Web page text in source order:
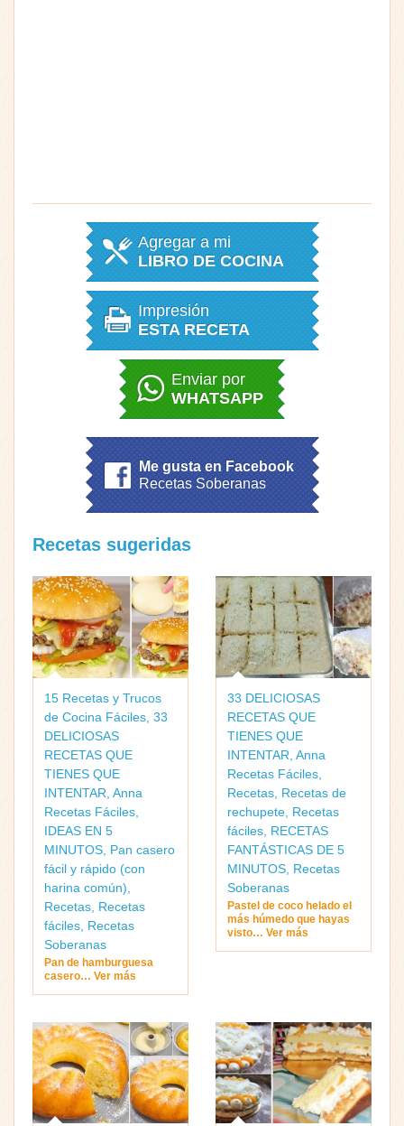
Agregar a mi
LIBRO DE COCINA
Impresión
ESTA RECETA
Enviar por
WHATSAPP
Me gusta en Facebook
Recetas Soberanas
Recetas sugeridas
15 Recetas y Trucos
de Cocina Fáciles 33
DELICIOSAS
RECETAS QUE
TIENES QUE
INTENTAR Anna
Recetas Fáciles
IDEAS EN 5
MINUTOS Pan casero
fácil y rápido (con
harina común)
Recetas Recetas
fáciles Recetas
Soberanas
Pan de hamburguesa
casero… Ver más
33 DELICIOSAS
RECETAS QUE
TIENES QUE
INTENTAR Anna
Recetas Fáciles
Recetas Recetas de
rechupete Recetas
fáciles RECETAS
FANTÁSTICAS DE 5
MINUTOS Recetas
Soberanas
Pastel de coco helado el
más húmedo que hayas
visto… Ver más